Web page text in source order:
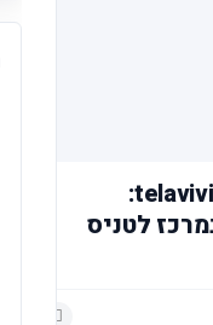
הוסף רשומת תגובה
telavivi.net: telavivi.net:
לטניס